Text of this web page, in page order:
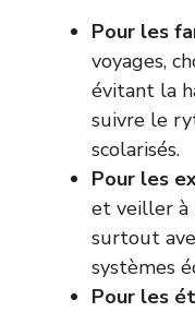
Pour les
voyages,
évitant la
suivre le
scolarisés.
Pour les
et veiller à
surtout
systèmes
Pour les